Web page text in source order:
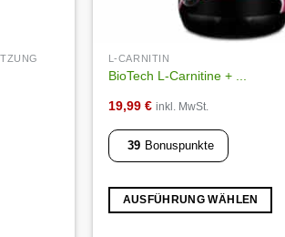
L-CARNITIN
BioTech L-Carnitine + ...
19,99 € inkl. MwSt.
39 Bonuspunkte
AUSFÜHRUNG WÄHLEN